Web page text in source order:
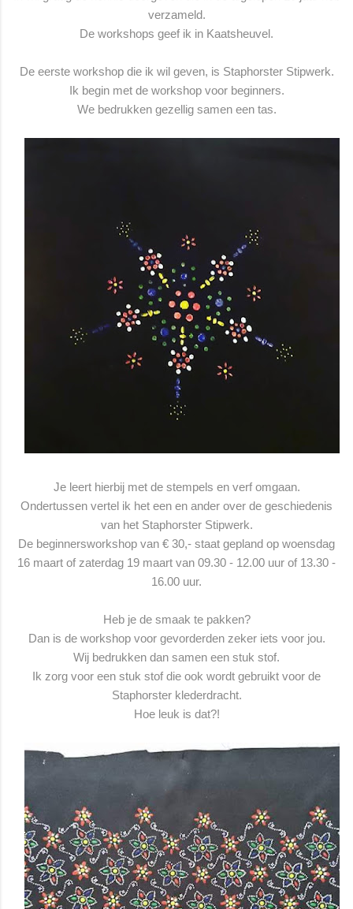
verzameld.
De workshops geef ik in Kaatsheuvel.
De eerste workshop die ik wil geven, is Staphorster Stipwerk.
Ik begin met de workshop voor beginners.
We bedrukken gezellig samen een tas.
Je leert hierbij met de stempels en verf omgaan.
Ondertussen vertel ik het een en ander over de geschiedenis
van het Staphorster Stipwerk.
De beginnersworkshop van € 30,- staat gepland op woensdag
16 maart of zaterdag 19 maart van 09.30 - 12.00 uur of 13.30 -
16.00 uur.
Heb je de smaak te pakken?
Dan is de workshop voor gevorderden zeker iets voor jou.
Wij bedrukken dan samen een stuk stof.
Ik zorg voor een stuk stof die ook wordt gebruikt voor de
Staphorster klederdracht.
Hoe leuk is dat?!